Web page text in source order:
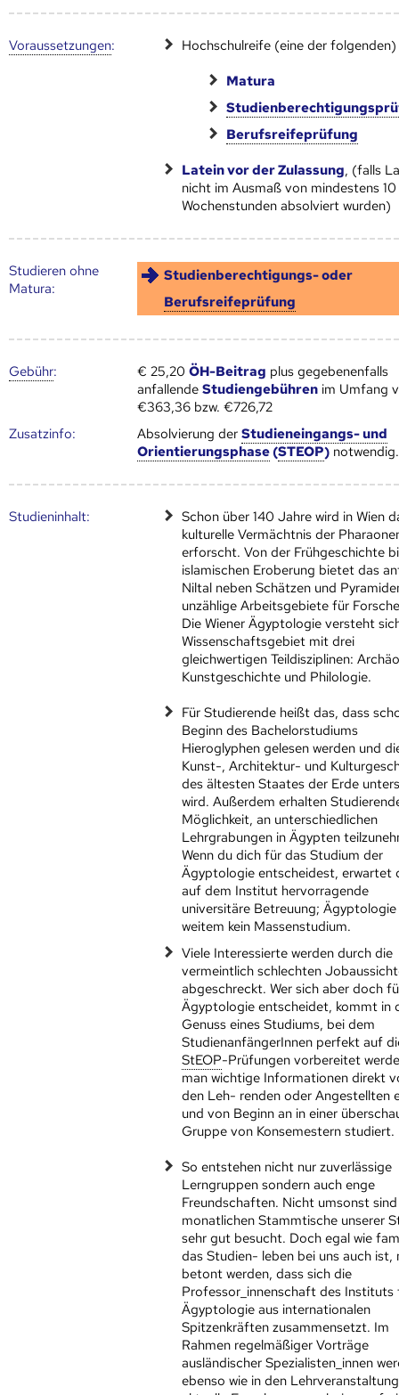
Voraus­setzungen: Hochschulreife (eine der folgenden)
Matura
Berufsreifeprüfung
Latein vor der Zulassung, (falls
nicht im Ausmaß von mindestens 10
Wochenstunden absolviert wurden)
Studieren ohne
Matura:
Studienberechtigungs- oder
Berufsreifeprüfung
Gebühr: € 25,20ÖH-Beitrag plus gegebenenfalls
anfallendeStudiengebühren im Umfang
€363,36 bzw. €726,72
Zusatz­info:
Absolvierung derStudieneingangs- und
Orientierungsphase (STEOP) notwendig.
Studien­inhalt:
Schon über 140 Jahre wird in Wien
kulturelle Vermächtnis der
erforscht. Von der Frühgeschichte
islamischen Eroberung bietet das
Niltal neben Schätzen und
unzählige Arbeitsgebiete für
Die Wiener Ägyptologie versteht
Wissenschaftsgebiet mit drei
gleichwertigen Teildisziplinen:
Kunstgeschichte und Philologie.
Für Studierende heißt das, dass
Beginn des Bachelorstudiums
Hieroglyphen gelesen werden und
Kunst-, Architektur- und
des ältesten Staates der Erde
wird. Außerdem erhalten
Möglichkeit, an unterschiedlichen
Lehrgrabungen in Ägypten
Wenn du dich für das Studium der
Ägyptologie entscheidest, erwartet
auf dem Institut hervorragende
universitäre Betreuung;
weitem kein Massenstudium.
Viele Interessierte werden durch die
vermeintlich schlechten
abgeschreckt. Wer sich aber doch
Ägyptologie entscheidet, kommt in
Genuss eines Studiums, bei dem
StudienanfängerInnen perfekt auf
StEOP-Prüfungen vorbereitet
man wichtige Informationen direkt
den Leh- renden oder Angestellten
und von Beginn an in einer
Gruppe von Konsemestern studiert.
So entstehen nicht nur zuverlässige
Lerngruppen sondern auch enge
Freundschaften. Nicht umsonst
monatlichen Stammtische unserer
sehr gut besucht. Doch egal wie
das Studien- leben bei uns auch ist,
betont werden, dass sich die
Professor_innenschaft des Instituts
Ägyptologie aus internationalen
Spitzenkräften zusammensetzt. Im
Rahmen regelmäßiger Vorträge
ausländischer Spezialisten_innen
ebenso wie in den